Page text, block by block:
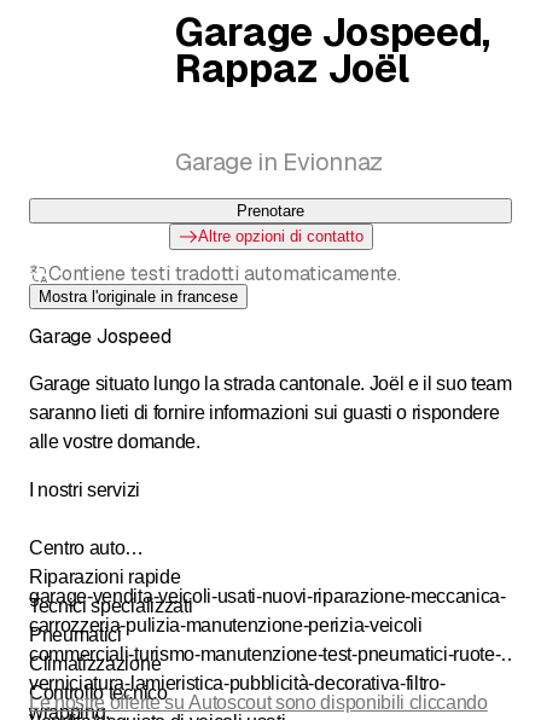
Garage Jospeed,
Rappaz Joël
Garage in Evionnaz
Prenotare
Altre opzioni di contatto
Contiene testi tradotti automaticamente.
Mostra l'originale in francese
Garage Jospeed
Garage situato lungo la strada cantonale. Joël e il suo team
saranno lieti di fornire informazioni sui guasti o rispondere
alle vostre domande.
I nostri servizi
Centro auto
Riparazioni rapide
Tecnici specializzati
Pneumatici
Climatizzazione
Controllo tecnico
garage-vendita-veicoli-usati-nuovi-riparazione-meccanica-
carrozzeria-pulizia-manutenzione-perizia-veicoli
commerciali-turismo-manutenzione-test-pneumatici-ruote-
verniciatura-lamieristica-pubblicità-decorativa-filtro-
wrapping.
Le nostre offerte su Autoscout sono disponibili cliccando